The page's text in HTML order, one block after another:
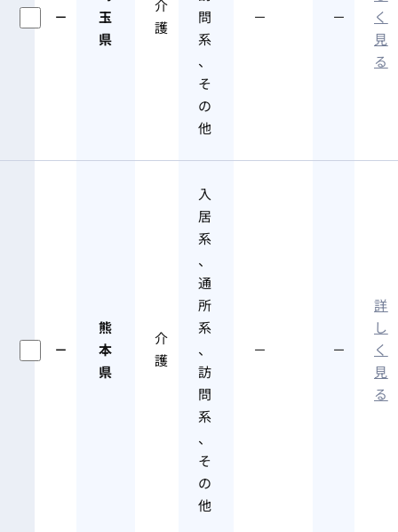
－
玉
県
介
護
問
系
、
そ
の
他
－ －
く
見
る
－
熊
本
県
介
護
入
居
系
、
通
所
系
、
訪
問
系
、
そ
の
他
－ －
詳
し
く
見
る